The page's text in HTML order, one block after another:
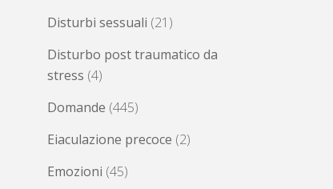
Disturbi sessuali (21)
Disturbo post traumatico da
stress (4)
Domande (445)
Eiaculazione precoce (2)
Emozioni (45)